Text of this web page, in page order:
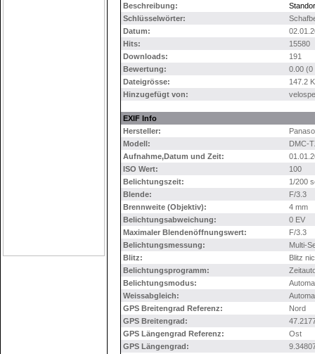
Beschreibung:
Schlüsselwörter:
Datum:
Hits:
15580
Downloads:
191
Bewertung:
0.00 (0
Dateigrösse:
147.2
Hinzugefügt von:
EXIF Info
Hersteller:
Modell:
DMC-
Aufnahme,Datum und Zeit:
ISO Wert:
100
Belichtungszeit:
1/200
Blende:
F/3.3
Brennweite (Objektiv):
4 mm
Belichtungsabweichung:
0 EV
Maximaler Blendenöffnungswert:
F/3.3
Belichtungsmessung:
Multi-
Blitz:
Blitz
Belichtungsprogramm:
Belichtungsmodus:
Weissabgleich:
GPS Breitengrad Referenz:
Nord
GPS Breitengrad:
GPS Längengrad Referenz:
Ost
GPS Längengrad: